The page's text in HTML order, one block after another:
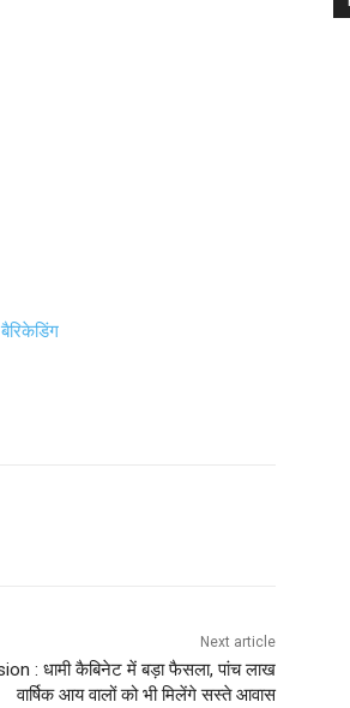
Next article
: धामी कैबिनेट में बड़ा फैसला, पांच लाख
वार्षिक आय वालों को भी मिलेंगे सस्ते आवास